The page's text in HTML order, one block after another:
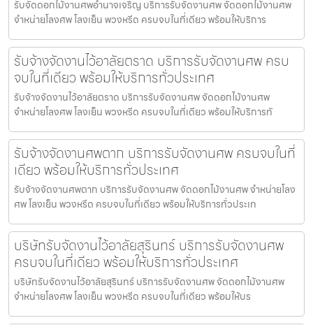
รับจัดดอกไม้งานศพอำนาจเจริญ บริการรับจัดงานศพ จัดดอกไม้งานศพ
จำหน่ายโลงศพ โลงเย็น พวงหรีด ครบจบในที่เดียว พร้อมให้บริการ
รับจ้างจัดงานไว้อาลัยตราด บริการรับจัดงานศพ ครบ
จบในที่เดียว พร้อมให้บริการทั่วประเทศ
รับจ้างจัดงานไว้อาลัยตราด บริการรับจัดงานศพ จัดดอกไม้งานศพ
จำหน่ายโลงศพ โลงเย็น พวงหรีด ครบจบในที่เดียว พร้อมให้บริการทั
รับจ้างจัดงานศพตาก บริการรับจัดงานศพ ครบจบในที่
เดียว พร้อมให้บริการทั่วประเทศ
รับจ้างจัดงานศพตาก บริการรับจัดงานศพ จัดดอกไม้งานศพ จำหน่ายโลง
ศพ โลงเย็น พวงหรีด ครบจบในที่เดียว พร้อมให้บริการทั่วประเท
บริษัทรับจัดงานไว้อาลัยสุรินทร์ บริการรับจัดงานศพ
ครบจบในที่เดียว พร้อมให้บริการทั่วประเทศ
บริษัทรับจัดงานไว้อาลัยสุรินทร์ บริการรับจัดงานศพ จัดดอกไม้งานศพ
จำหน่ายโลงศพ โลงเย็น พวงหรีด ครบจบในที่เดียว พร้อมให้บร